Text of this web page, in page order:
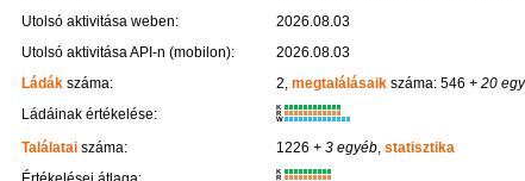
Utolsó aktivitása weben:
2026.08.03
Utolsó aktivitása API-n (mobilon):
2026.08.03
Ládák száma: 2, megtalálásaikszáma: 546 + 20
Ládáinak értékelése:
K
R
W
Találatai száma: 1226 + 3 egyéb, statisztika
K
R